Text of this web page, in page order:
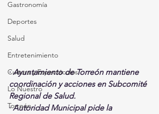
Gastronomía
Deportes
Salud
Entretenimiento
Cultura y Espectáculos
Lo Nuestro
Torreón
· Ayuntamiento de Torreón mantiene
coordinación y acciones en Subcomité
Regional de Salud.
· Autoridad Municipal pide la